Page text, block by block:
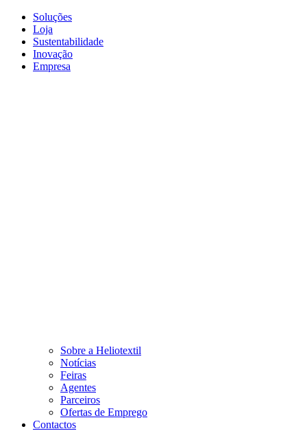
Soluções
Loja
Sustentabilidade
Inovação
Empresa
Sobre a Heliotextil
Notícias
Feiras
Agentes
Parceiros
Ofertas de Emprego
Contactos